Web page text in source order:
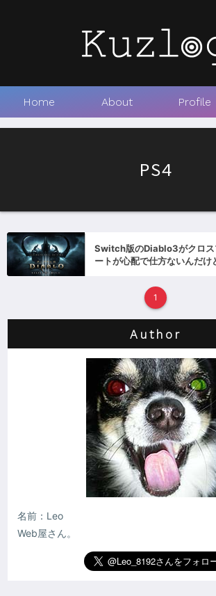
Home About Profile
PS4
Switch版のDiablo3がクロス
ートが心配で仕方ないんだけ
1
Author
名前：Leo
Web屋さん。